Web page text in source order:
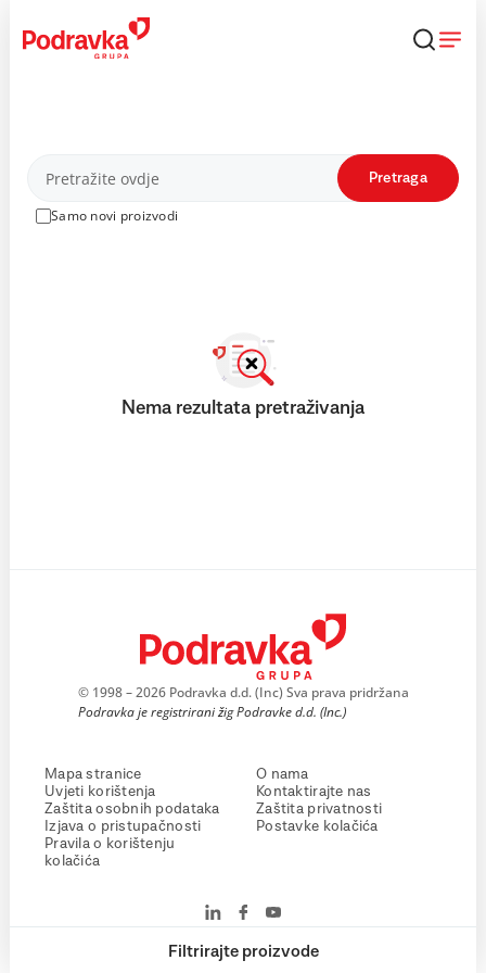
content
Proizvodi
Samo novi proizvodi
Pretraga
Filtrirajte proizvode
Nema rezultata pretraživanja
© 1998 – 2026 Podravka d.d. (Inc) Sva prava pridržana
Podravka je registrirani žig Podravke d.d. (Inc.)
Mapa stranice
Uvjeti korištenja
Zaštita osobnih podataka
Izjava o pristupačnosti
Pravila o korištenju
kolačića
O nama
Kontaktirajte nas
Zaštita privatnosti
Postavke kolačića